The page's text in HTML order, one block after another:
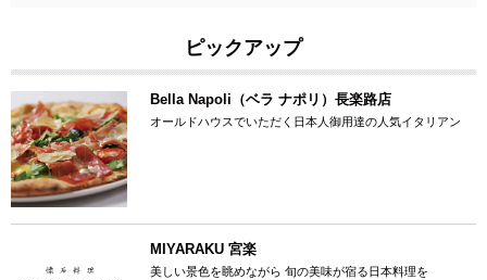
ピックアップ
Bella Napoli（ベラ ナポリ）長楽路店
オールドハウスでいただく日本人御用達の人気イタリアン
MIYARAKU 宮楽
美しい景色を眺めながら 旬の美味が宿る日本料理を